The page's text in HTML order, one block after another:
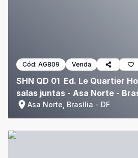
Cód: AG809 Venda
SHN QD 01  Ed. Le Quartier
salas juntas - Asa Norte -
Asa Norte, Brasília - DF